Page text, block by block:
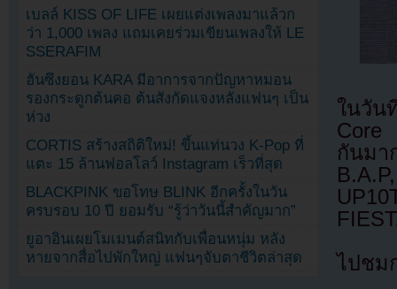
ในวัน
Core
กันม
ไปชม
เบลล์ KISS OF LIFE เผยแต่งเพลงมาแล้วก
ว่า 1,000 เพลง แถมเคยร่วมเขียนเพลงให้ LE
SSERAFIM
ฮันซึงยอน KARA มีอาการจากปัญหาหมอน
รองกระดูกต้นคอ ต้นสังกัดแจงหลังแฟนๆ เป็น
ห่วง
CORTIS สร้างสถิติใหม่! ขึ้นแท่นวง K-Pop ที่
แตะ 15 ล้านฟอลโลว์ Instagram เร็วที่สุด
BLACKPINK ขอโทษ BLINK อีกครั้งในวัน
ครบรอบ 10 ปี ยอมรับ “รู้ว่าวันนี้สำคัญมาก”
ยูอาอินเผยโมเมนต์สนิทกับเพื่อนหนุ่ม หลัง
หายจากสื่อไปพักใหญ่ แฟนๆจับตาชีวิตล่าสุด